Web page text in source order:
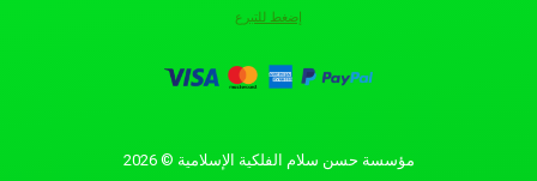
إضغط للتبرع
مؤسسة حسن سلام الفلكية الإسلامية © 2026